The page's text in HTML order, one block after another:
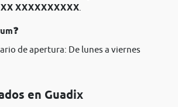
XXXXXXXXXX
de apertura: De lunes a viernes
en Guadix